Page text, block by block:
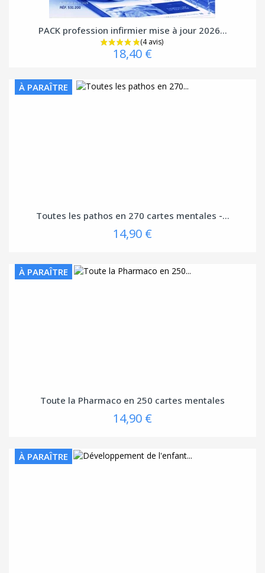
PACK profession infirmier mise à jour 2026...
18,40 €
À PARAÎTRE
Toutes les pathos en 270 cartes mentales -...
14,90 €
À PARAÎTRE
Toute la Pharmaco en 250 cartes mentales
14,90 €
À PARAÎTRE